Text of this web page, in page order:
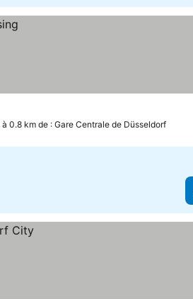
à 0.8 km de : Gare Centrale de Düsseldorf